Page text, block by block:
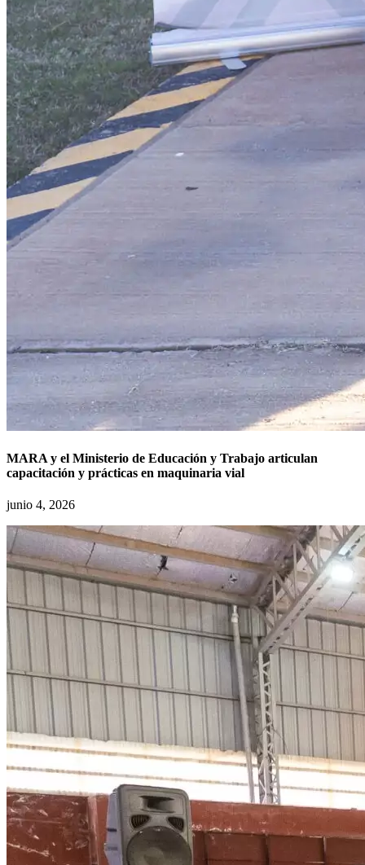
MARA y el Ministerio de Educación y Trabajo articulan
capacitación y prácticas en maquinaria vial
junio 4, 2026